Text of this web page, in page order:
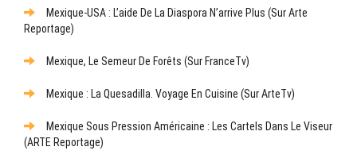
Mexique-USA : L’aide De La Diaspora N’arrive Plus (sur Arte
Reportage)
Mexique, Le Semeur De Forêts (sur FranceTv)
Mexique : La Quesadilla. Voyage En Cuisine (sur ArteTv)
Mexique Sous Pression Américaine : Les Cartels Dans Le Viseur
(ARTE Reportage)